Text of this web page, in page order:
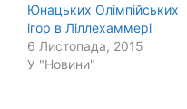
Юнацьких Олімпійських
ігор в Ліллехаммері
6 Листопада, 2015
У "Новини"